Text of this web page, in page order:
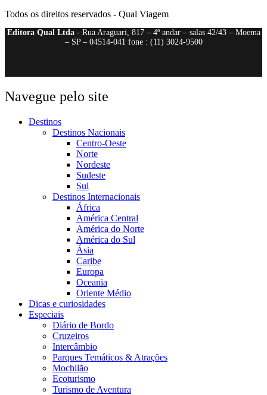
Todos os direitos reservados - Qual Viagem
Editora Qual Ltda- Rua Araguari, 817 – 4º andar – salas 42/43 – Moema
– SP – 04514-041 fone : (11) 3024-9500
Navegue pelo site
Destinos
Destinos Nacionais
Centro-Oeste
Norte
Nordeste
Sudeste
Sul
Destinos Internacionais
África
América Central
América do Norte
América do Sul
Ásia
Caribe
Europa
Oceania
Oriente Médio
Dicas e curiosidades
Especiais
Diário de Bordo
Cruzeiros
Intercâmbio
Parques Temáticos & Atrações
Mochilão
Ecoturismo
Turismo de Aventura